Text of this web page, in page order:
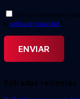
Doy mi consentimiento
la política de privacidad. *
Entradas recientes